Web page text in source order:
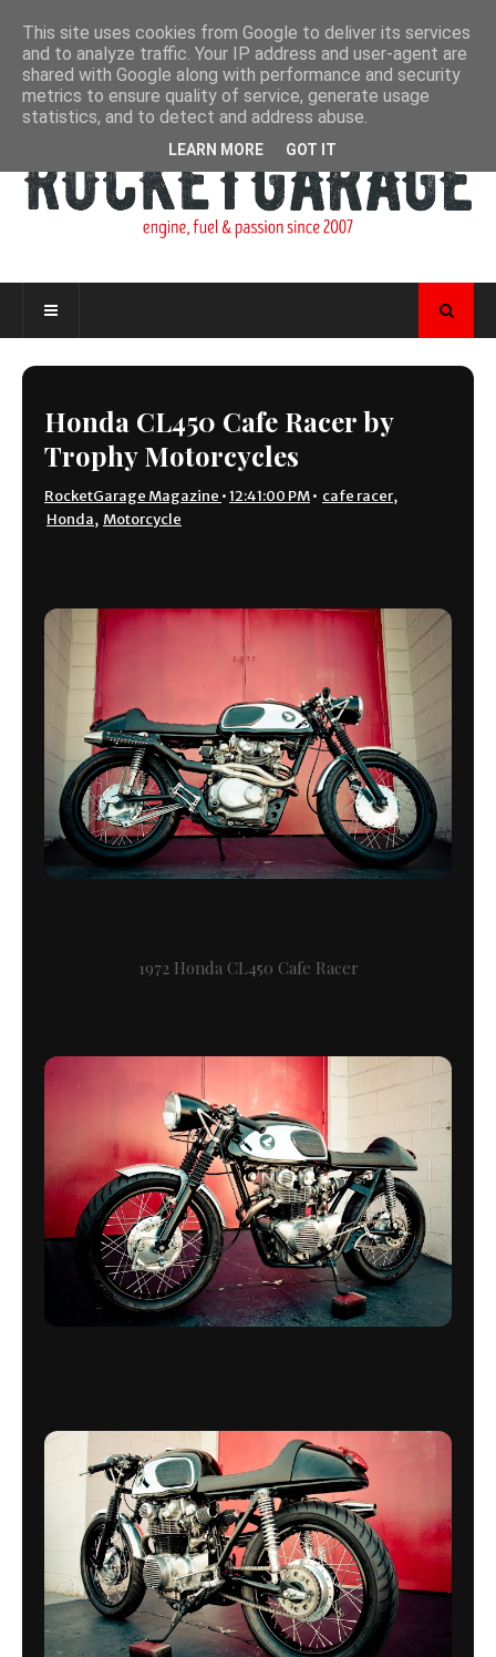
Honda CL450 Cafe Racer by
Trophy Motorcycles
RocketGarage Magazine •12:41:00 PM• cafe racer,
Honda, Motorcycle
1972 Honda CL450 Cafe Racer
This site uses cookies from Google to deliver its services
and to analyze traffic. Your IP address and user-agent are
shared with Google along with performance and security
metrics to ensure quality of service, generate usage
statistics, and to detect and address abuse.
LEARN MORE GOT IT